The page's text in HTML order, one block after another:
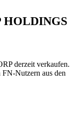
HOLDINGS
derzeit verkaufen.
Nutzern aus den